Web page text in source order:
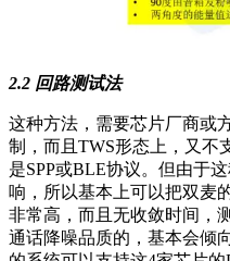
2.2 回路测试法
这种方法，需要芯片厂商或
制，而且TWS形态上，又不
是SPP或BLE协议。但由于
响，所以基本上可以把双麦
非常高，而且无收敛时间，
通话降噪品质的，基本会倾